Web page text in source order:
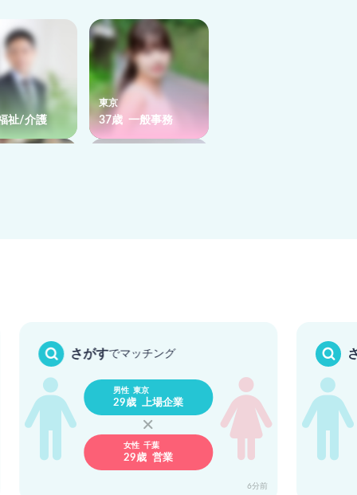
祉/介護
東京
37歳 一般事務
さがすでマッチング
男性 東京
29歳 上場企業
女性 千葉
29歳 営業
6分前